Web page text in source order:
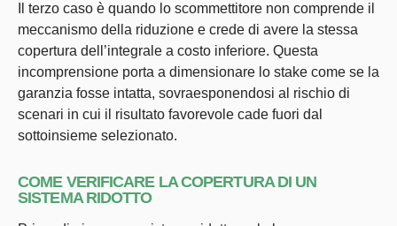
Il terzo caso è quando lo scommettitore non comprende il
meccanismo della riduzione e crede di avere la stessa
copertura dell’integrale a costo inferiore. Questa
incomprensione porta a dimensionare lo stake come se la
garanzia fosse intatta, sovraesponendosi al rischio di
scenari in cui il risultato favorevole cade fuori dal
sottoinsieme selezionato.
COME VERIFICARE LA COPERTURA DI UN
SISTEMA RIDOTTO